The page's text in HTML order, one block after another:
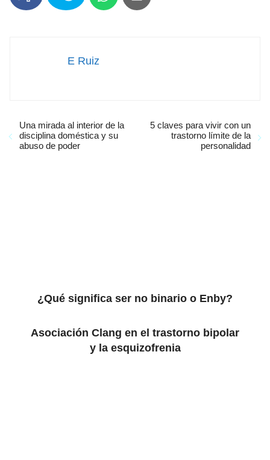
E Ruiz
Una mirada al interior de la
disciplina doméstica y su
abuso de poder
5 claves para vivir con un
trastorno límite de la
personalidad
¿Qué significa ser no binario o Enby?
Asociación Clang en el trastorno bipolar
y la esquizofrenia